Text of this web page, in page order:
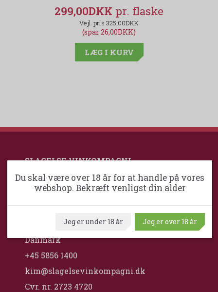
299,00DKK
325,00DKK
(spar 26,00DKK)
LÆG I KURV
SLAGELSE VINKOMPAGNI
Slagelse VinKompagni ApS / Maximum
Middelfartvej 2
DK-4200 Slagelse
Danmark
+45 5856 1400
kim@slagelsevinkompagni.dk
Cvr. nr. 2723 4720
Du skal være over 18 år for at handle på vores
webshop. Bekræft venligst din alder
Jeg er under 18 år Jeg er over 18 år